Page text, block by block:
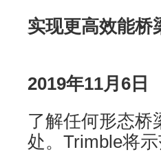
实现更高效能桥
2019年11月6日
了解任何形态桥
处。Trimble将